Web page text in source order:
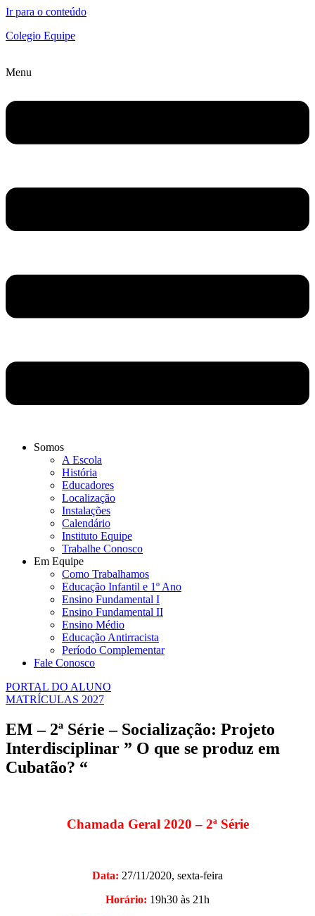
Ir para o conteúdo
Colegio Equipe
Menu
Somos
A Escola
História
Educadores
Localização
Instalações
Calendário
Instituto Equipe
Trabalhe Conosco
Em Equipe
Como Trabalhamos
Educação Infantil e 1º Ano
Ensino Fundamental I
Ensino Fundamental II
Ensino Médio
Educação Antirracista
Período Complementar
Fale Conosco
PORTAL DO ALUNO
MATRÍCULAS 2027
EM – 2ª Série – Socialização: Projeto
Interdisciplinar ” O que se produz em
Cubatão? “
Chamada Geral 2020 – 2ª Série
Data: 27/11/2020, sexta-feira
Horário: 19h30 às 21h